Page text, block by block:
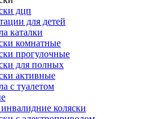
дцп
для детей
каталки
комнатные
прогулочные
для полных
активные
с туалетом
коляски